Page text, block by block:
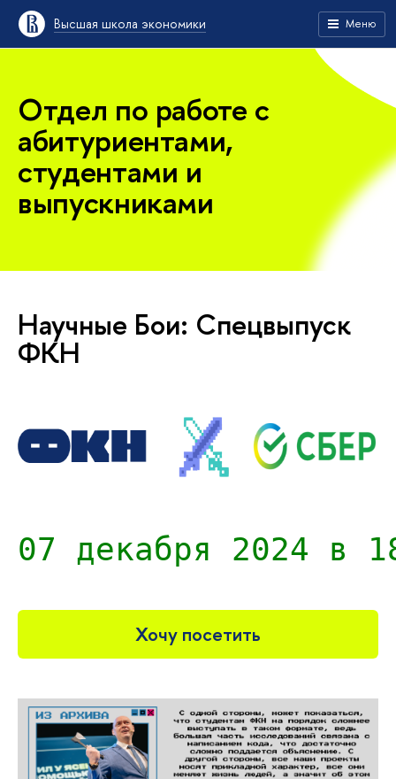
Высшая школа экономики Меню
Отдел по работе с
абитуриентами,
студентами и
выпускниками
Научные Бои: Спецвыпуск
ФКН
07 декабря 2024 в
Хочу посетить